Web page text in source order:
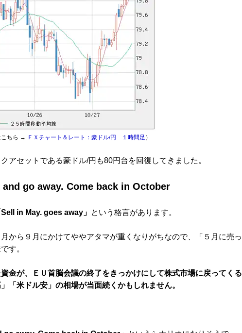
こちら → ＦＸチャート＆レート：豪ドル/円 １時間足 ）
アセットである豪ドル/円も80円台を回復してきました。
go away. Come back in October
Sell in May. goes away」 という格言があります。
から９月にかけてややアタマが重くなりがちなので、「５月に売っ
す。
金が、ＥＵ首脳会議の終了をきっかけにして株式市場に戻ってくる
「米ドル安」の相場が当面続くかもしれません。